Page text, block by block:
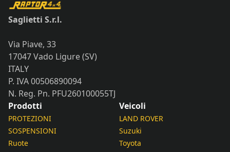
Saglietti S.r.l.
Via Piave, 33
17047 Vado Ligure (SV)
ITALY
P. IVA 00506890094
N. Reg. Pn. PFU260100055TJ
Prodotti
PROTEZIONI
SOSPENSIONI
Ruote
Veicoli
LAND ROVER
Suzuki
Toyota